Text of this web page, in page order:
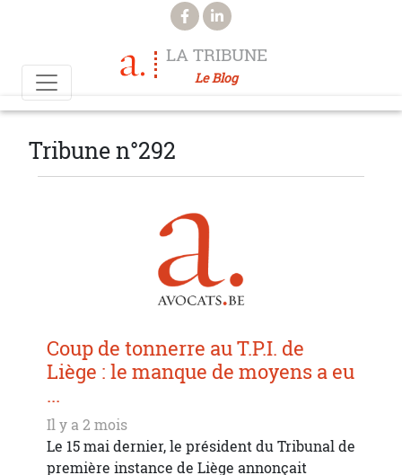
Aller au contenu principal
LA TRIBUNE
Le Blog
Tribune n°292
Coup de tonnerre au T.P.I. de
Liège : le manque de moyens a eu
...
Il y a 2 mois
Le 15 mai dernier, le président du Tribunal de
première instance de Liège annonçait